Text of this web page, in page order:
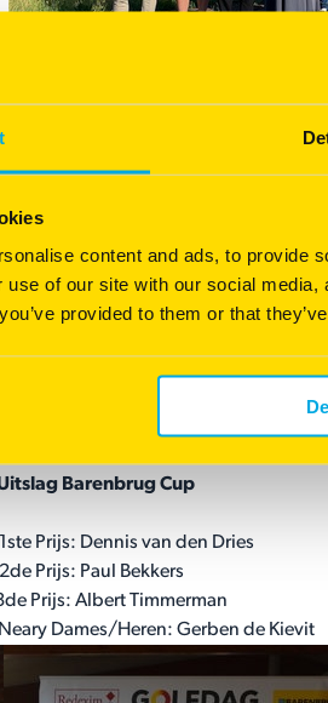
content and ads, to provide
use of our site with our social
provided to them or that
en Olmix Group. Het spel was
Blom zelfs een memorabele hole-in-
even letterlijk in het zonnetje gezet.
Dit jaar werd de prijs overhandigd
carrière op verschillende
en is een ware
barbecue in het avondzonnetje.
Cup
1ste Prijs: Dennis van den Dries
2de Prijs: Paul Bekkers
Prijs: Albert Timmerman
Neary Dames/Heren: Gerben de Kievit